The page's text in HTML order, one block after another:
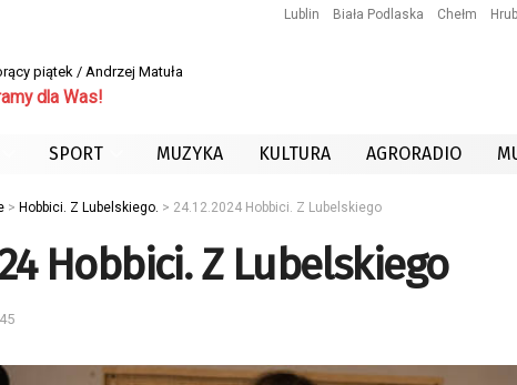
Lublin Biała Podlaska Chełm
piątek / Andrzej Matuła
dla Was!
SPORT MUZYKA KULTURA AGRORADIO
> Hobbici. Z Lubelskiego. > 24.12.2024 Hobbici. Z Lubelskiego
Hobbici. Z Lubelskiego